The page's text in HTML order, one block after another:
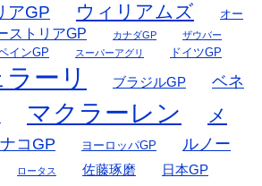
アGP ウィリアムズ
オー
ストリアGP カナダGP ザウバー
インGP スーパーアグリ ドイツGP
ーリ ブラジルGP
ベネ
マクラーレン
メ
コGP ヨーロッパGP ルノー
ロータス 佐藤琢磨 日本GP